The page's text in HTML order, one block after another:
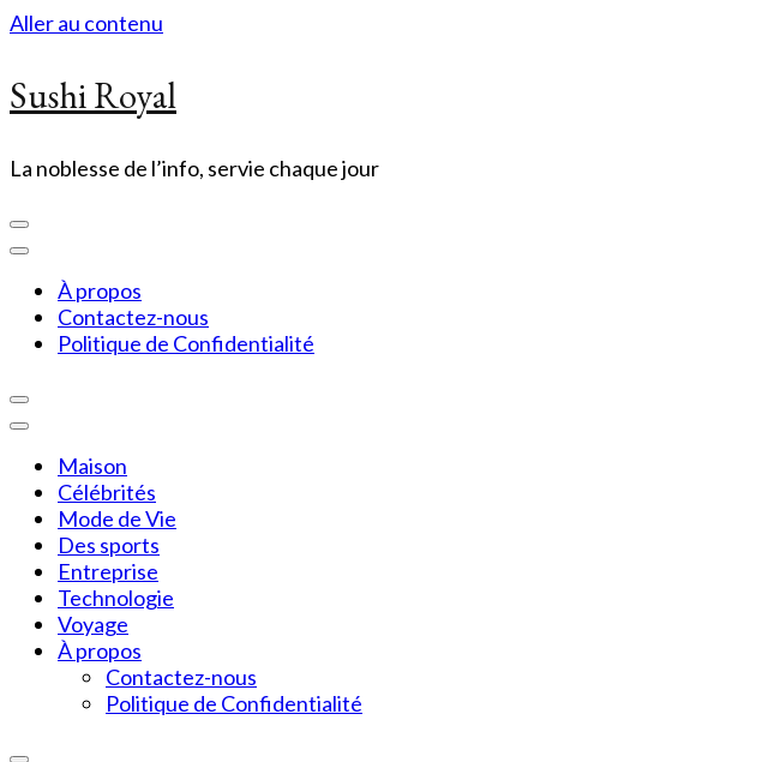
Aller au contenu
Sushi Royal
La noblesse de l’info, servie chaque jour
À propos
Contactez-nous
Politique de Confidentialité
Maison
Célébrités
Mode de Vie
Des sports
Entreprise
Technologie
Voyage
À propos
Contactez-nous
Politique de Confidentialité